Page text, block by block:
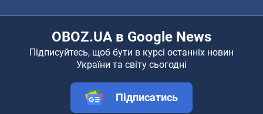
OBOZ.UA в Google News
Підписуйтесь, щоб бути в курсі останніх новин
України та світу сьогодні
Підписатись